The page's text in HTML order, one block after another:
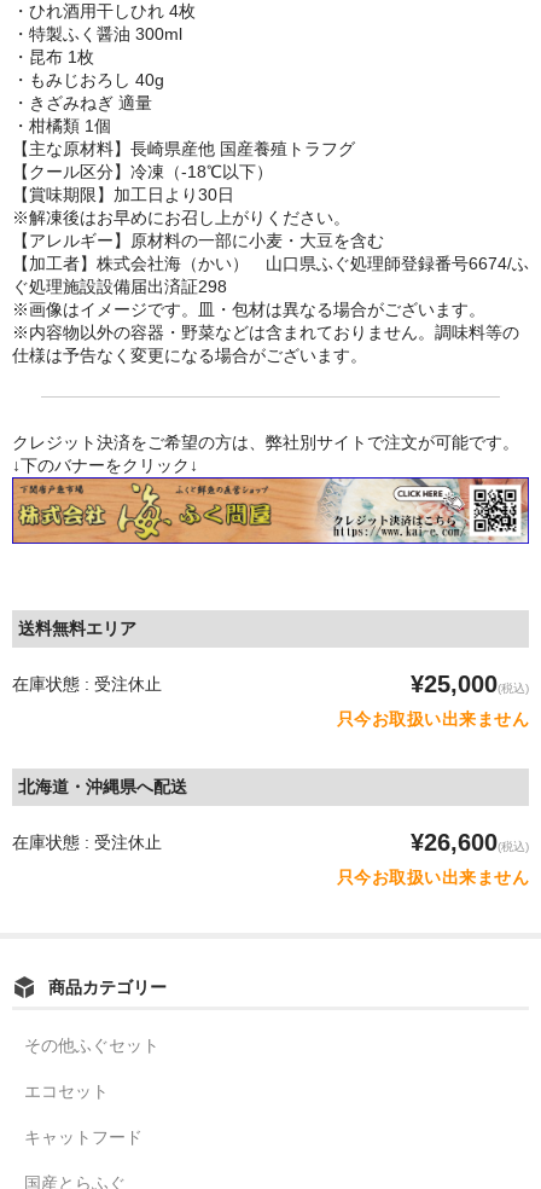
・ひれ酒用干しひれ 4枚
・特製ふく醤油 300ml
・昆布 1枚
・もみじおろし 40g
・きざみねぎ 適量
・柑橘類 1個
【主な原材料】長崎県産他 国産養殖トラフグ
【クール区分】冷凍（-18℃以下）
【賞味期限】加工日より30日
※解凍後はお早めにお召し上がりください。
【アレルギー】原材料の一部に小麦・大豆を含む
【加工者】株式会社海（かい） 山口県ふぐ処理師登録番号6674/ふ
ぐ処理施設設備届出済証298
※画像はイメージです。皿・包材は異なる場合がございます。
※内容物以外の容器・野菜などは含まれておりません。調味料等の
仕様は予告なく変更になる場合がございます。
クレジット決済をご希望の方は、弊社別サイトで注文が可能です。
↓下のバナーをクリック↓
送料無料エリア
在庫状態 : 受注休止 ¥25,000(税込)
只今お取扱い出来ません
北海道・沖縄県へ配送
在庫状態 : 受注休止 ¥26,600(税込)
只今お取扱い出来ません
商品カテゴリー
その他ふぐセット
エコセット
キャットフード
国産とらふぐ